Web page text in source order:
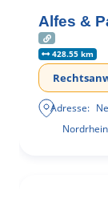
Alfes &
428.55 km
Adresse: